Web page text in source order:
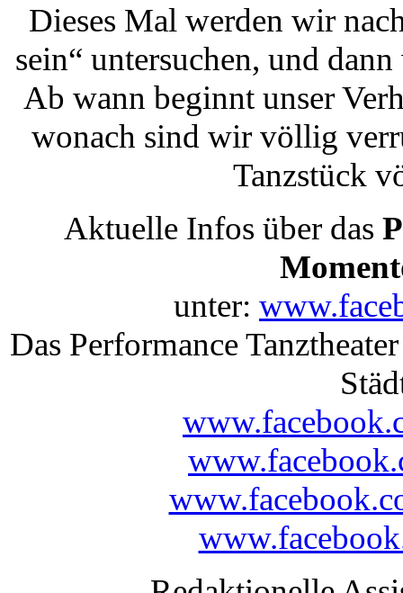
Dieses Mal werden wir
sein“ untersuchen, und
Ab wann beginnt unser
wonach sind wir völlig
Tanzstück
Aktuelle Infos über das
unter:
Das Performance